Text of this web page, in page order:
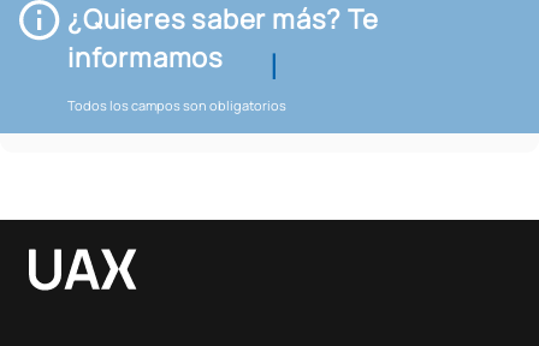
¿Quieres saber más? Te
informamos
Todos los campos son obligatorios